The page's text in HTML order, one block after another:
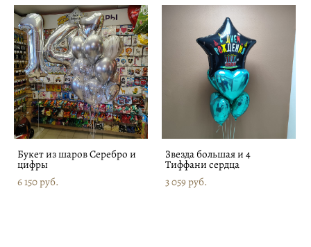
Букет из шаров Серебро и
цифры
6 150 pуб.
Звезда большая и 4
Тиффани сердца
3 059 pуб.